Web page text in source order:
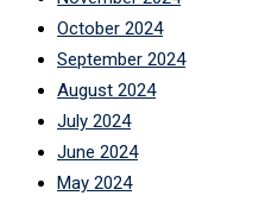
October 2024
September 2024
August 2024
July 2024
June 2024
May 2024